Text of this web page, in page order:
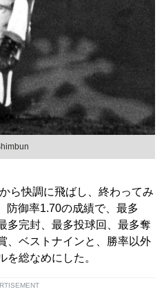
ら快調に飛ばし、終わってみ
防御率1.70の成績で、最多
多完封、最多投球回、最多奪
、ベストナインと、勝率以外
を総なめにした。